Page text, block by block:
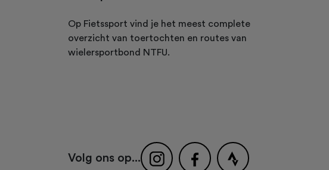
Op Fietssport vind je het meest complete
overzicht van toertochten en routes van
wielersportbond NTFU.
Volg ons op...